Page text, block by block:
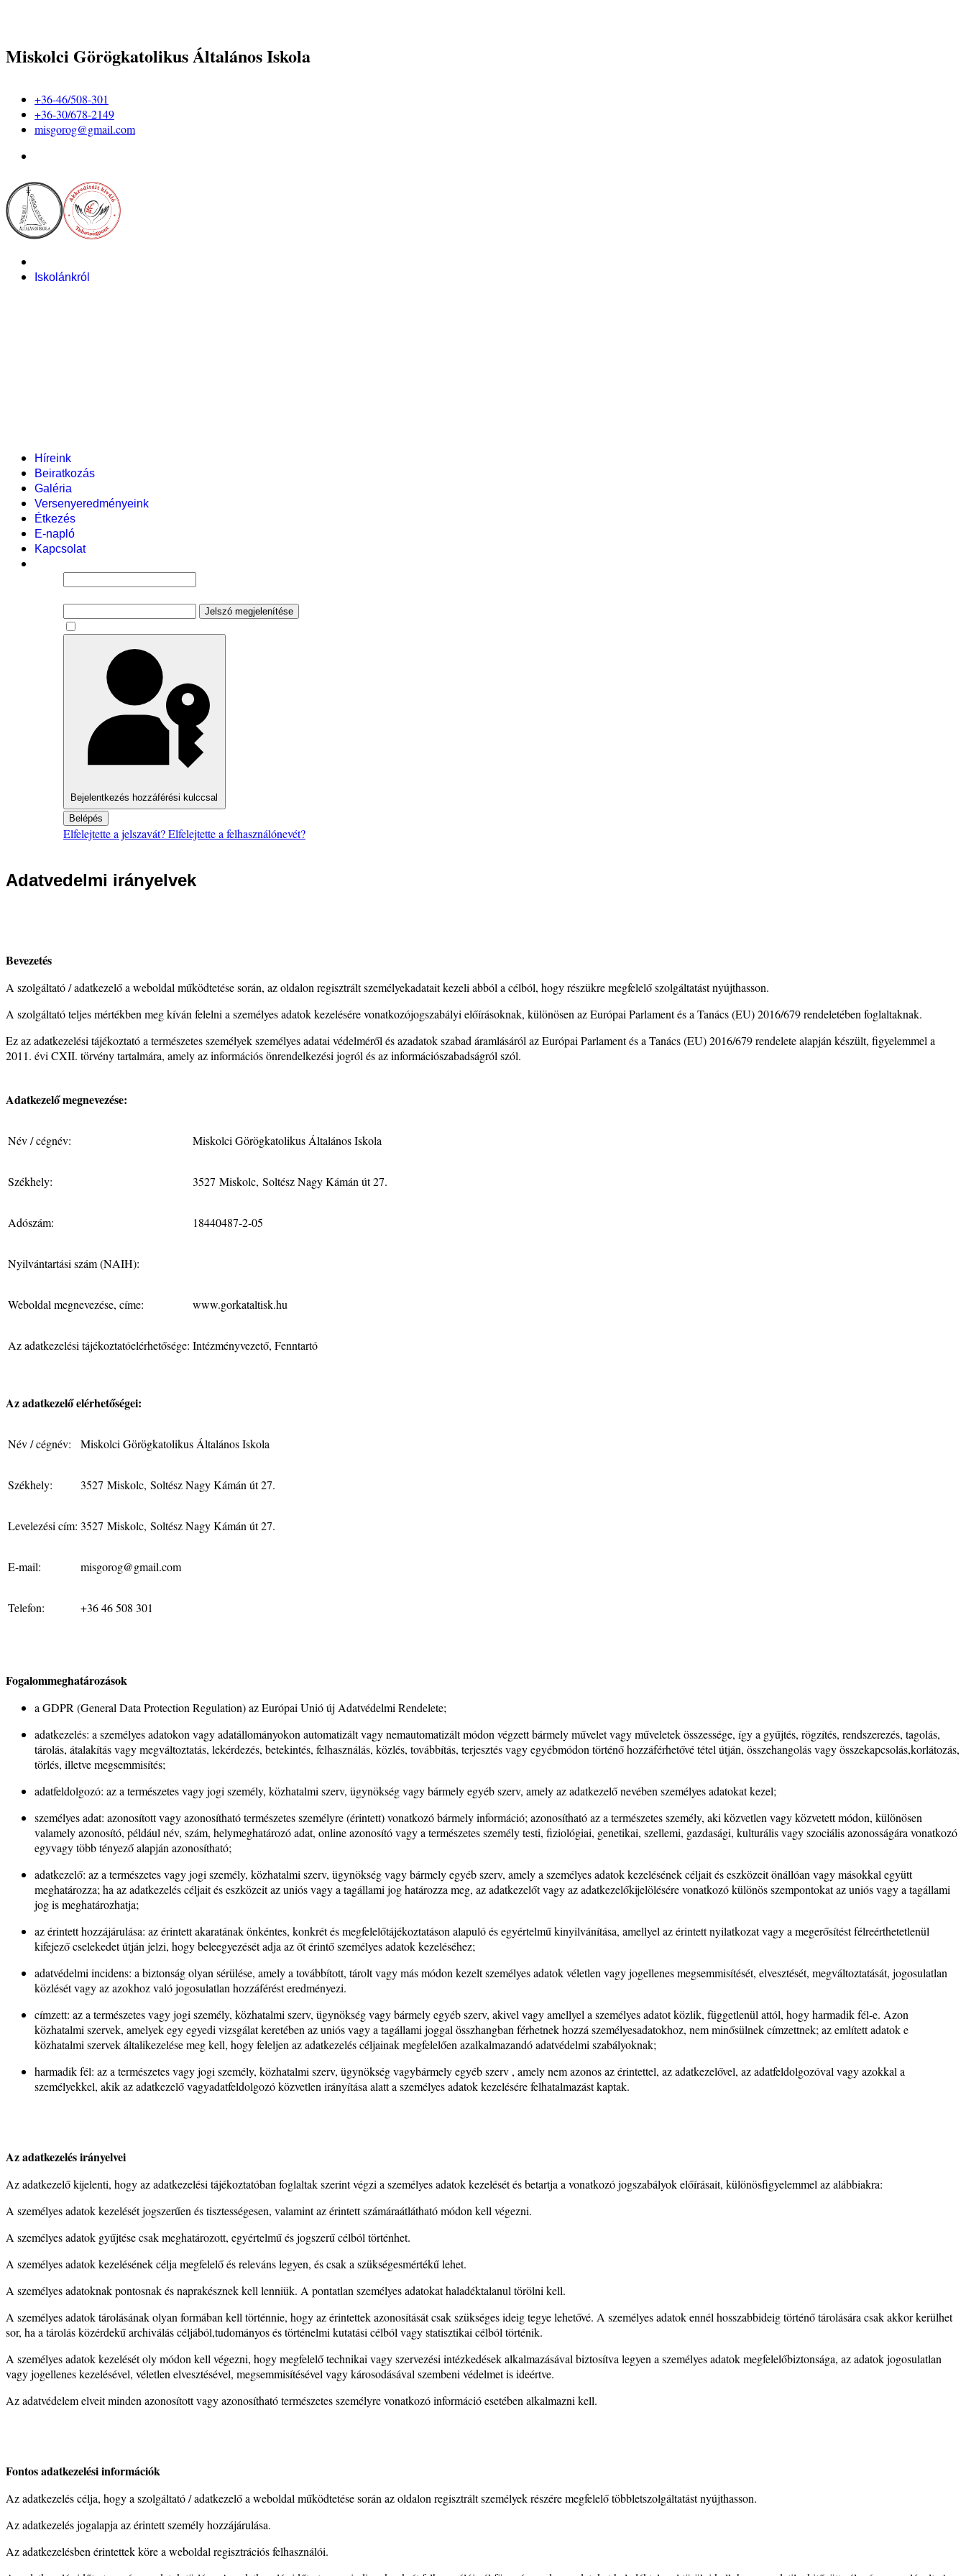
Miskolci Görögkatolikus Általános Iskola
+36-46/508-301
+36-30/678-2149
misgorog@gmail.com
Iskolánkról
Híreink
Beiratkozás
Galéria
Versenyeredményeink
Étkezés
E-napló
Kapcsolat
Jelszó megjelenítése
Bejelentkezés hozzáférési kulccsal
Belépés
Elfelejtette a jelszavát?Elfelejtette a felhasználónevét?
Adatvedelmi irányelvek
Bevezetés
A szolgáltató / adatkezelő a weboldal működtetése során, az oldalon regisztrált személyekadatait kezeli abból a célból, hogy részükre megfelelő szolgáltatást nyújthasson.
A szolgáltató teljes mértékben meg kíván felelni a személyes adatok kezelésére vonatkozójogszabályi előírásoknak, különösen az Európai Parlament és a Tanács (EU) 2016/679 rendeletében foglaltaknak.
Ez az adatkezelési tájékoztató a természetes személyek személyes adatai védelméről és azadatok szabad áramlásáról az Európai Parlament és a Tanács (EU) 2016/679 rendelete alapján készült, figyelemmel a
2011. évi CXII. törvény tartalmára, amely az információs önrendelkezési jogról és az információszabadságról szól.
Adatkezelő megnevezése:
Név / cégnév: Miskolci Görögkatolikus Általános Iskola
Székhely: 3527 Miskolc, Soltész Nagy Kámán út 27.
Adószám: 18440487-2-05
Nyilvántartási szám (NAIH):
Weboldal megnevezése, címe: www.gorkataltisk.hu
Az adatkezelési tájékoztatóelérhetősége: Intézményvezető, Fenntartó
Az adatkezelő elérhetőségei:
Név / cégnév: Miskolci Görögkatolikus Általános Iskola
Székhely: 3527 Miskolc, Soltész Nagy Kámán út 27.
Levelezési cím: 3527 Miskolc, Soltész Nagy Kámán út 27.
E-mail: misgorog@gmail.com
Telefon: +36 46 508 301
Fogalommeghatározások
a GDPR (General Data Protection Regulation) az Európai Unió új Adatvédelmi Rendelete;
adatkezelés: a személyes adatokon vagy adatállományokon automatizált vagy nemautomatizált módon végzett bármely művelet vagy műveletek összessége, így a gyűjtés, rögzítés, rendszerezés, tagolás,
tárolás, átalakítás vagy megváltoztatás, lekérdezés, betekintés, felhasználás, közlés, továbbítás, terjesztés vagy egyébmódon történő hozzáférhetővé tétel útján, összehangolás vagy összekapcsolás,korlátozás,
törlés, illetve megsemmisítés;
adatfeldolgozó: az a természetes vagy jogi személy, közhatalmi szerv, ügynökség vagy bármely egyéb szerv, amely az adatkezelő nevében személyes adatokat kezel;
személyes adat: azonosított vagy azonosítható természetes személyre (érintett) vonatkozó bármely információ; azonosítható az a természetes személy, aki közvetlen vagy közvetett módon, különösen
valamely azonosító, például név, szám, helymeghatározó adat, online azonosító vagy a természetes személy testi, fiziológiai, genetikai, szellemi, gazdasági, kulturális vagy szociális azonosságára vonatkozó
egyvagy több tényező alapján azonosítható;
adatkezelő: az a természetes vagy jogi személy, közhatalmi szerv, ügynökség vagy bármely egyéb szerv, amely a személyes adatok kezelésének céljait és eszközeit önállóan vagy másokkal együtt
meghatározza; ha az adatkezelés céljait és eszközeit az uniós vagy a tagállami jog határozza meg, az adatkezelőt vagy az adatkezelőkijelölésére vonatkozó különös szempontokat az uniós vagy a tagállami
jog is meghatározhatja;
az érintett hozzájárulása: az érintett akaratának önkéntes, konkrét és megfelelőtájékoztatáson alapuló és egyértelmű kinyilvánítása, amellyel az érintett nyilatkozat vagy a megerősítést félreérthetetlenül
kifejező cselekedet útján jelzi, hogy beleegyezését adja az őt érintő személyes adatok kezeléséhez;
adatvédelmi incidens: a biztonság olyan sérülése, amely a továbbított, tárolt vagy más módon kezelt személyes adatok véletlen vagy jogellenes megsemmisítését, elvesztését, megváltoztatását, jogosulatlan
közlését vagy az azokhoz való jogosulatlan hozzáférést eredményezi.
címzett: az a természetes vagy jogi személy, közhatalmi szerv, ügynökség vagy bármely egyéb szerv, akivel vagy amellyel a személyes adatot közlik, függetlenül attól, hogy harmadik fél-e. Azon
közhatalmi szervek, amelyek egy egyedi vizsgálat keretében az uniós vagy a tagállami joggal összhangban férhetnek hozzá személyesadatokhoz, nem minősülnek címzettnek; az említett adatok e
közhatalmi szervek általikezelése meg kell, hogy feleljen az adatkezelés céljainak megfelelően azalkalmazandó adatvédelmi szabályoknak;
harmadik fél: az a természetes vagy jogi személy, közhatalmi szerv, ügynökség vagybármely egyéb szerv , amely nem azonos az érintettel, az adatkezelővel, az adatfeldolgozóval vagy azokkal a
személyekkel, akik az adatkezelő vagyadatfeldolgozó közvetlen irányítása alatt a személyes adatok kezelésére felhatalmazást kaptak.
Az adatkezelés irányelvei
Az adatkezelő kijelenti, hogy az adatkezelési tájékoztatóban foglaltak szerint végzi a személyes adatok kezelését és betartja a vonatkozó jogszabályok előírásait, különösfigyelemmel az alábbiakra:
A személyes adatok kezelését jogszerűen és tisztességesen, valamint az érintett számáraátlátható módon kell végezni.
A személyes adatok gyűjtése csak meghatározott, egyértelmű és jogszerű célból történhet.
A személyes adatok kezelésének célja megfelelő és releváns legyen, és csak a szükségesmértékű lehet.
A személyes adatoknak pontosnak és naprakésznek kell lenniük. A pontatlan személyes adatokat haladéktalanul törölni kell.
A személyes adatok tárolásának olyan formában kell történnie, hogy az érintettek azonosítását csak szükséges ideig tegye lehetővé. A személyes adatok ennél hosszabbideig történő tárolására csak akkor kerülhet
sor, ha a tárolás közérdekű archiválás céljából,tudományos és történelmi kutatási célból vagy statisztikai célból történik.
A személyes adatok kezelését oly módon kell végezni, hogy megfelelő technikai vagy szervezési intézkedések alkalmazásával biztosítva legyen a személyes adatok megfelelőbiztonsága, az adatok jogosulatlan
vagy jogellenes kezelésével, véletlen elvesztésével, megsemmisítésével vagy károsodásával szembeni védelmet is ideértve.
Az adatvédelem elveit minden azonosított vagy azonosítható természetes személyre vonatkozó információ esetében alkalmazni kell.
Fontos adatkezelési információk
Az adatkezelés célja, hogy a szolgáltató / adatkezelő a weboldal működtetése során az oldalon regisztrált személyek részére megfelelő többletszolgáltatást nyújthasson.
Az adatkezelés jogalapja az érintett személy hozzájárulása.
Az adatkezelésben érintettek köre a weboldal regisztrációs felhasználói.